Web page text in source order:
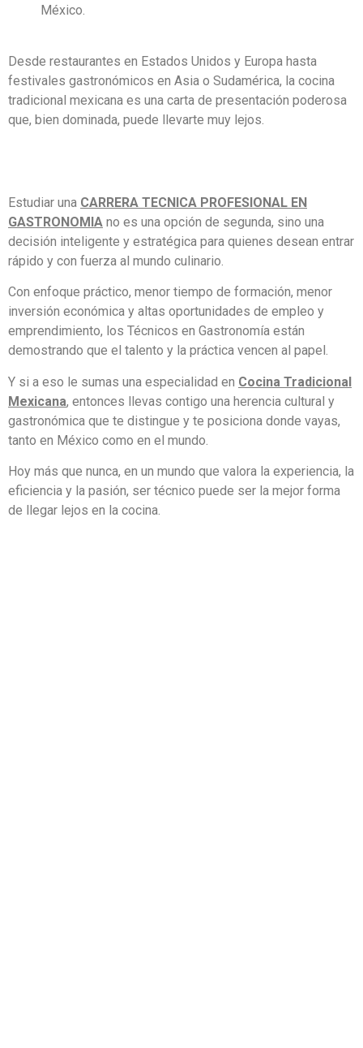
México.
Desde restaurantes en Estados Unidos y Europa hasta
festivales gastronómicos en Asia o Sudamérica, la cocina
tradicional mexicana es una carta de presentación poderosa
que, bien dominada, puede llevarte muy lejos.
Estudiar una CARRERA TECNICA PROFESIONAL EN
GASTRONOMIA no es una opción de segunda, sino una
decisión inteligente y estratégica para quienes desean entrar
rápido y con fuerza al mundo culinario.
Con enfoque práctico, menor tiempo de formación, menor
inversión económica y altas oportunidades de empleo y
emprendimiento, los Técnicos en Gastronomía están
demostrando que el talento y la práctica vencen al papel.
Y si a eso le sumas una especialidad en Cocina Tradicional
Mexicana, entonces llevas contigo una herencia cultural y
gastronómica que te distingue y te posiciona donde vayas,
tanto en México como en el mundo.
Hoy más que nunca, en un mundo que valora la experiencia, la
eficiencia y la pasión, ser técnico puede ser la mejor forma
de llegar lejos en la cocina.